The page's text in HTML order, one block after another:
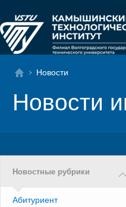
Новости
Новости
Новостные рубрики
Абитуриент